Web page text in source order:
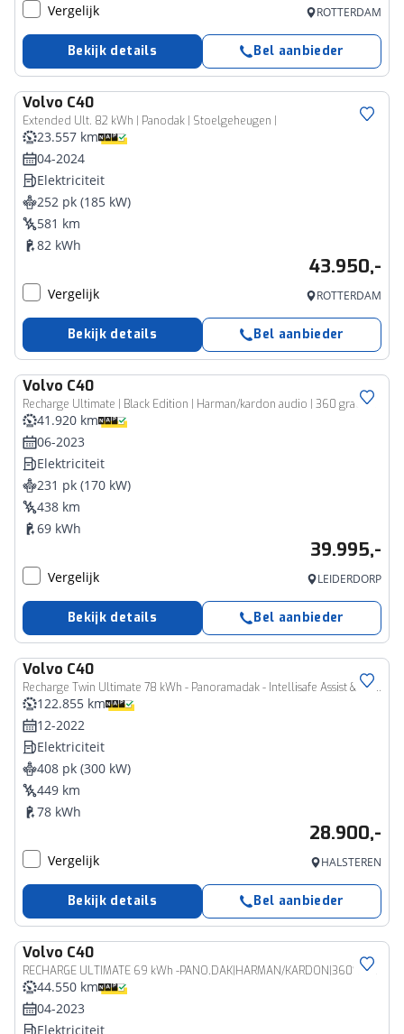
Vergelijk ROTTERDAM
Bekijk details Bel aanbieder
Volvo C40
Extended Ult. 82 kWh | Panodak | Stoelgeheugen |
23.557 km
04-2024
Elektriciteit
252 pk (185 kW)
581 km
82 kWh
43.950,-
Vergelijk ROTTERDAM
Bekijk details Bel aanbieder
Volvo C40
Recharge Ultimate | Black Edition | Harman/kardon audio | 360 graden camera | SoHC 94% | 16% bijtelling!
41.920 km
06-2023
Elektriciteit
231 pk (170 kW)
438 km
69 kWh
39.995,-
Vergelijk LEIDERDORP
Bekijk details Bel aanbieder
Volvo C40
Recharge Twin Ultimate 78 kWh - Panoramadak - Intellisafe Assist & Surround - 360º Camera - Elektr. bedienbare voorstoelen links met geheugen - Verwarmbare voorstoelen & stuurwiel - Parkeersensoren voor & achter - Warmtepomp - 20" Wielen
122.855 km
12-2022
Elektriciteit
408 pk (300 kW)
449 km
78 kWh
28.900,-
Vergelijk HALSTEREN
Bekijk details Bel aanbieder
Volvo C40
RECHARGE ULTIMATE 69 kWh -PANO.DAK|HARMAN/KARDON|360°CAM|POWER-SEATS|WARMTEPOMP|TREKHAAK|19"|SoH:93%
44.550 km
04-2023
Elektriciteit